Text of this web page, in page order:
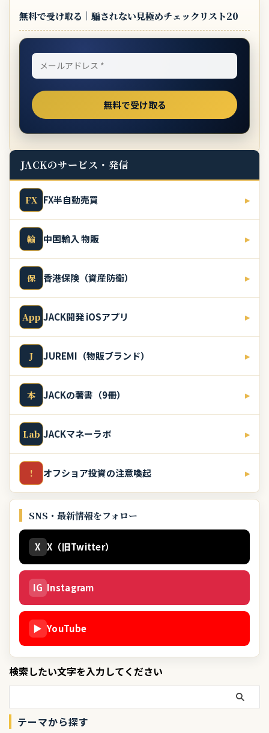
無料で受け取る｜騙されない見極めチェックリスト20
JACKのサービス・発信
FX FX半自動売買 ▸
輸 中国輸入 物販 ▸
保 香港保険（資産防衛） ▸
App JACK開発 iOSアプリ ▸
J JUREMI（物販ブランド） ▸
本 JACKの著書（9冊） ▸
Lab JACKマネーラボ ▸
! オフショア投資の注意喚起 ▸
SNS・最新情報をフォロー
X X（旧Twitter）
IG Instagram
▶ YouTube
検索したい文字を入力してください
テーマから探す